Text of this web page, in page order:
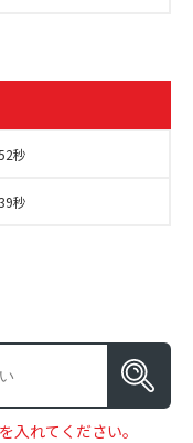
秒
秒
入れてください。